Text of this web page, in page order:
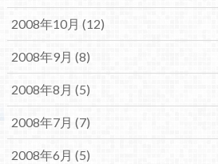
2008年10月 (12)
2008年9月 (8)
2008年8月 (5)
2008年7月 (7)
2008年6月 (5)